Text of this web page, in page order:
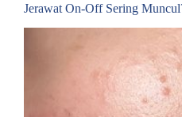
Jerawat On-Off Sering